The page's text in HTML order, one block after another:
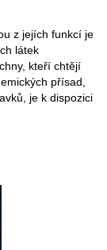
z jejích funkcí je
látek
kteří chtějí
přísad,
je k dispozici